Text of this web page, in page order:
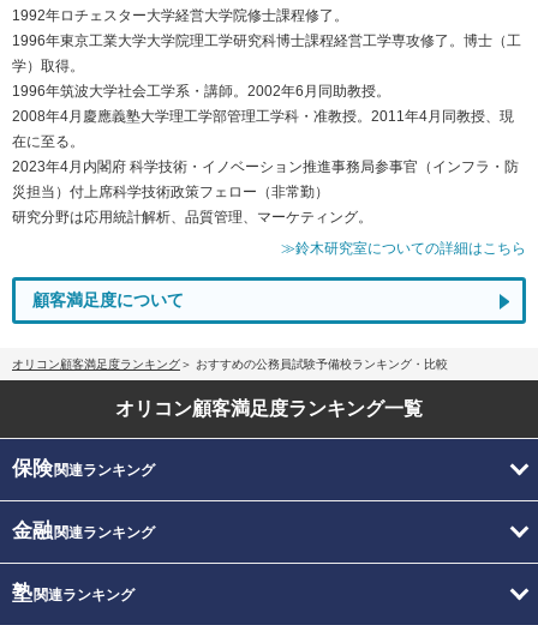
1992年ロチェスター大学経営大学院修士課程修了。
1996年東京工業大学大学院理工学研究科博士課程経営工学専攻修了。博士（工
学）取得。
1996年筑波大学社会工学系・講師。2002年6月同助教授。
2008年4月慶應義塾大学理工学部管理工学科・准教授。2011年4月同教授、現
在に至る。
2023年4月内閣府 科学技術・イノベーション推進事務局参事官（インフラ・防
災担当）付上席科学技術政策フェロー（非常勤）
研究分野は応用統計解析、品質管理、マーケティング。
≫鈴木研究室についての詳細はこちら
顧客満足度について
オリコン顧客満足度ランキング おすすめの公務員試験予備校ランキング・比較
オリコン顧客満足度ランキング一覧
保険関連ランキング
金融関連ランキング
塾関連ランキング